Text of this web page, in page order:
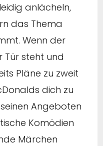
anlächeln,
das Thema
Wenn der
Tür steht und
Pläne zu zweit
dich zu
Angeboten
Komödien
Märchen